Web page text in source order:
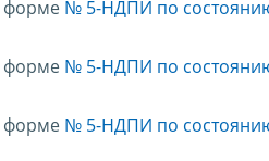
форме № 5-НДПИ по
форме № 5-НДПИ по
форме № 5-НДПИ по